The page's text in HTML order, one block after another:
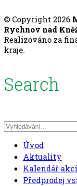
© Copyright 2026
Rychnov nad
Realizováno za
kraje.
Search
Úvod
Aktuality
Kalendář akcí
Předprodej